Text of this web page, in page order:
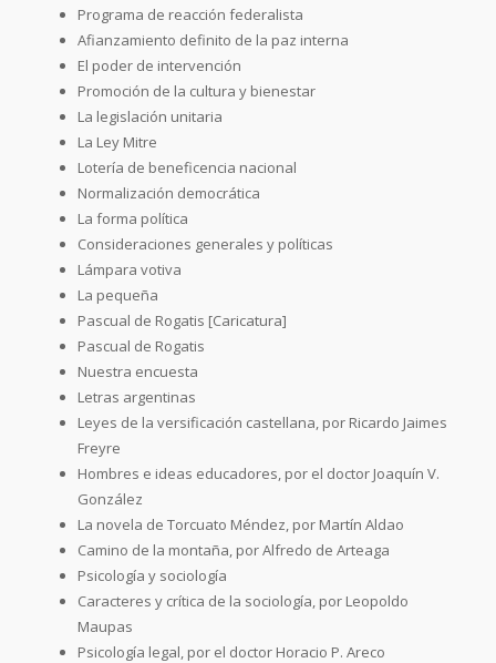
Programa de reacción federalista
Afianzamiento definito de la paz interna
El poder de intervención
Promoción de la cultura y bienestar
La legislación unitaria
La Ley Mitre
Lotería de beneficencia nacional
Normalización democrática
La forma política
Consideraciones generales y políticas
Lámpara votiva
La pequeña
Pascual de Rogatis [Caricatura]
Pascual de Rogatis
Nuestra encuesta
Letras argentinas
Leyes de la versificación castellana, por Ricardo Jaimes
Freyre
Hombres e ideas educadores, por el doctor Joaquín V.
González
La novela de Torcuato Méndez, por Martín Aldao
Camino de la montaña, por Alfredo de Arteaga
Psicología y sociología
Caracteres y crítica de la sociología, por Leopoldo
Maupas
Psicología legal, por el doctor Horacio P. Areco